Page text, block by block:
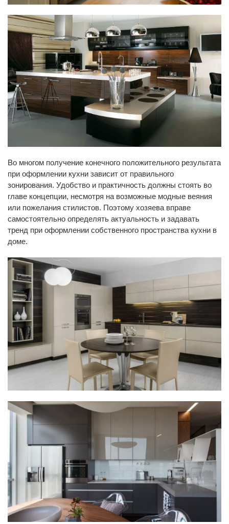
Во многом получение конечного положительного результата
при оформлении кухни зависит от правильного
зонирования. Удобство и практичность должны стоять во
главе концепции, несмотря на возможные модные веяния
или пожелания стилистов. Поэтому хозяева вправе
самостоятельно определять актуальность и задавать
тренд при оформлении собственного пространства кухни в
доме.